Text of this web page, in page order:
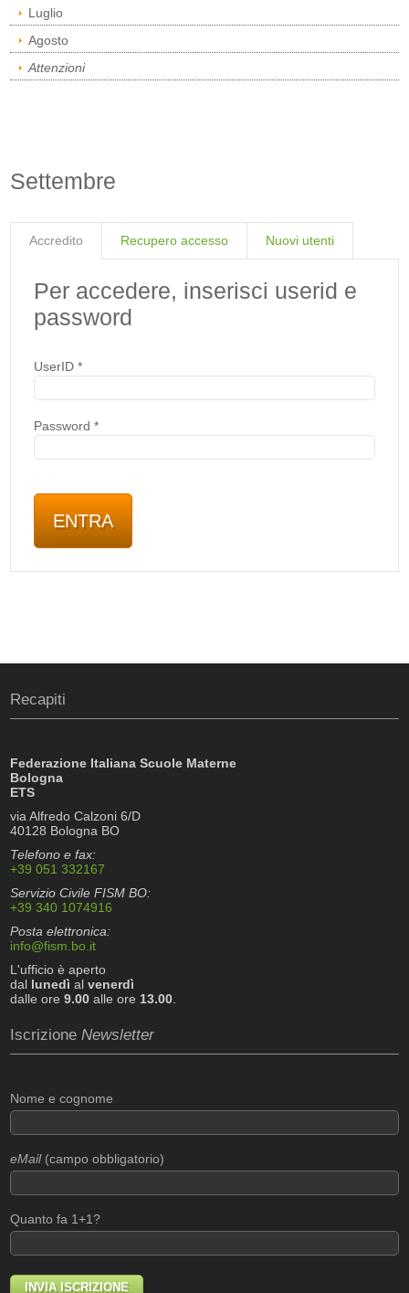
Luglio
Agosto
Attenzioni
Settembre
Accredito Recupero accesso Nuovi utenti
Per accedere, inserisci userid e
password
UserID*
Password*
Recapiti
Federazione Italiana Scuole Materne
Bologna
ETS
via Alfredo Calzoni 6/D
40128 Bologna BO
Telefono e fax:
+39 051 332167
Servizio Civile FISM BO:
+39 340 1074916
Posta elettronica:
info@fism.bo.it
L'ufficio è aperto
dal lunedì alvenerdì
dalle ore9.00 alle ore 13.00.
IscrizioneNewsletter
Nome e cognome
eMail(campo obbligatorio)
Quanto fa 1+1?